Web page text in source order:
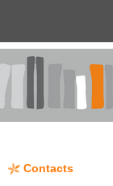
Contacts